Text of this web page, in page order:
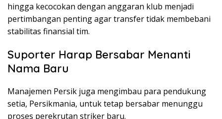
hingga kecocokan dengan anggaran klub menjadi
pertimbangan penting agar transfer tidak membebani
stabilitas finansial tim.
Suporter Harap Bersabar Menanti
Nama Baru
Manajemen Persik juga mengimbau para pendukung
setia, Persikmania, untuk tetap bersabar menunggu
proses perekrutan striker baru.